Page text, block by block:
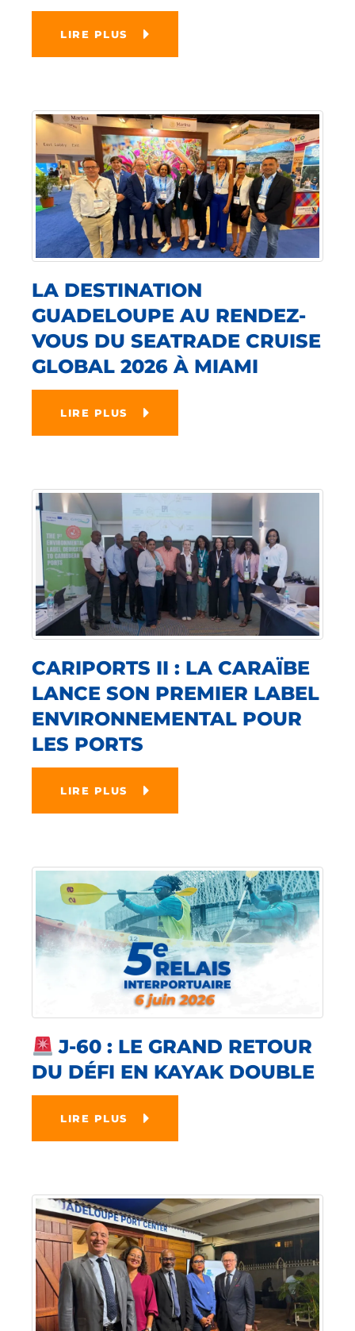
LIRE PLUS
LA DESTINATION
GUADELOUPE AU RENDEZ-
VOUS DU SEATRADE CRUISE
GLOBAL 2026 À MIAMI
LIRE PLUS
CARIPORTS II : LA CARAÏBE
LANCE SON PREMIER LABEL
ENVIRONNEMENTAL POUR
LES PORTS
LIRE PLUS
J-60 : LE GRAND RETOUR
DU DÉFI EN KAYAK DOUBLE
LIRE PLUS